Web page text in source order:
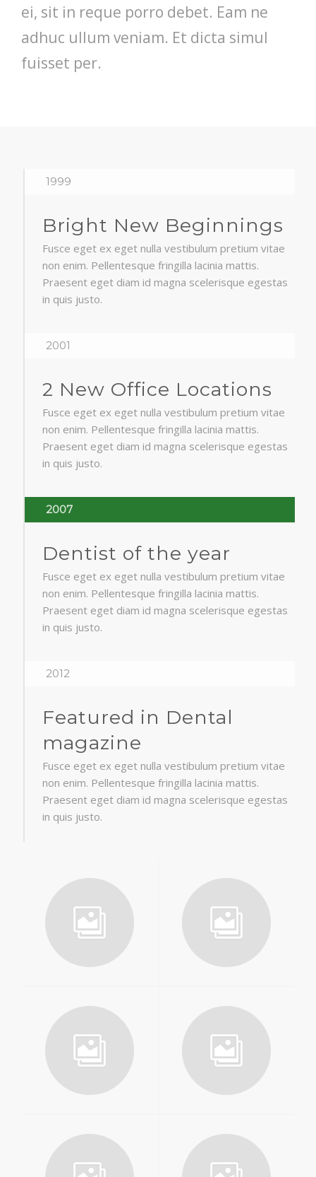
ei, sit in reque porro debet. Eam ne
adhuc ullum veniam. Et dicta simul
fuisset per.
1999
Bright New Beginnings
Fusce eget ex eget nulla vestibulum pretium vitae
non enim. Pellentesque fringilla lacinia mattis.
Praesent eget diam id magna scelerisque egestas
in quis justo.
2001
2 New Office Locations
Fusce eget ex eget nulla vestibulum pretium vitae
non enim. Pellentesque fringilla lacinia mattis.
Praesent eget diam id magna scelerisque egestas
in quis justo.
2007
Dentist of the year
Fusce eget ex eget nulla vestibulum pretium vitae
non enim. Pellentesque fringilla lacinia mattis.
Praesent eget diam id magna scelerisque egestas
in quis justo.
2012
Featured in Dental
magazine
Fusce eget ex eget nulla vestibulum pretium vitae
non enim. Pellentesque fringilla lacinia mattis.
Praesent eget diam id magna scelerisque egestas
in quis justo.